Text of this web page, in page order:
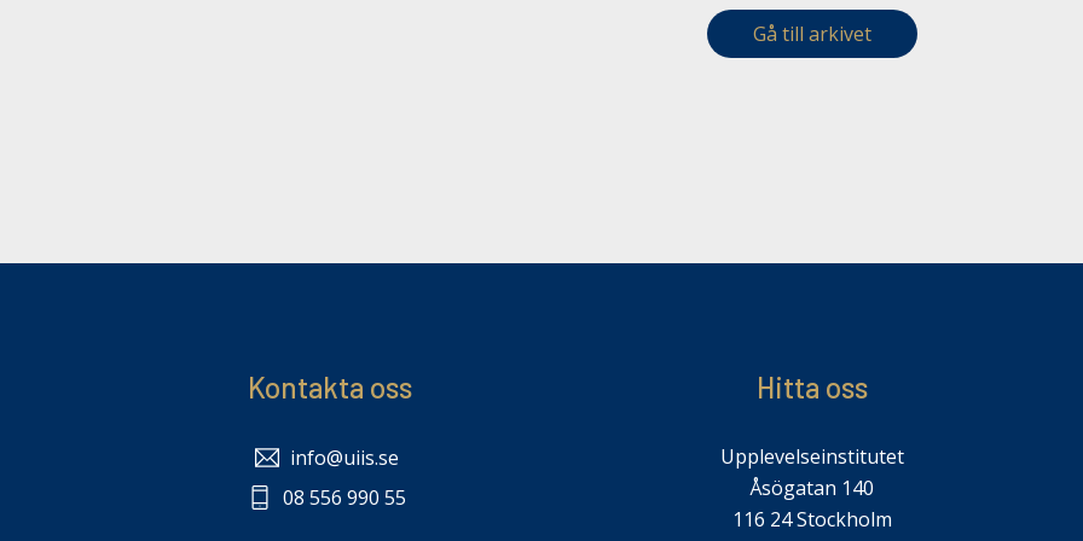
Gå till arkivet
Kontakta oss
info@uiis.se
08 556 990 55
Hitta oss
Upplevelseinstitutet
Åsögatan 140
116 24 Stockholm